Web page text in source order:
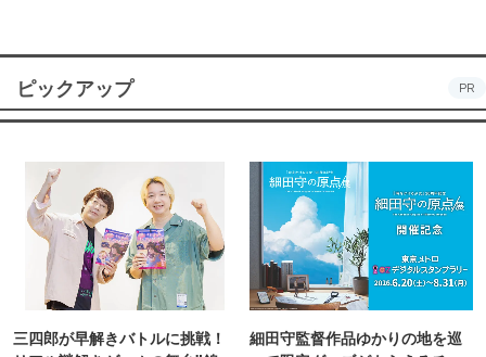
ピックアップ PR
三四郎が早解きバトルに挑戦！
細田守監督作品ゆかりの地を巡